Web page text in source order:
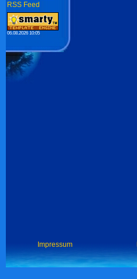
RSS Feed
06.08.2026 10:05
Impressum